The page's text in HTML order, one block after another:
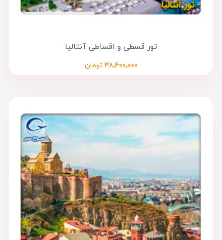
تور قسطی و اقساطی آنتالیا
۳۸,۴۰۰,۰۰۰ تومان